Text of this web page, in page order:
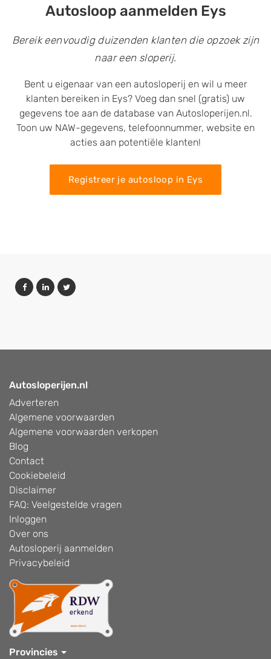
Autosloop aanmelden Eys
Bereik eenvoudig duizenden klanten die opzoek zijn
naar een sloperij.
Bent u eigenaar van een autosloperij en wil u meer
klanten bereiken in Eys? Voeg dan snel (gratis) uw
gegevens toe aan de database van Autosloperijen.nl.
Toon uw NAW-gegevens, telefoonnummer, website en
acties aan potentiële klanten!
Registreer je autosloop in Eys
Autosloperijen.nl
Adverteren
Algemene voorwaarden
Algemene voorwaarden verkopen
Blog
Contact
Cookiebeleid
Disclaimer
FAQ: Veelgestelde vragen
Inloggen
Over ons
Autosloperij aanmelden
Privacybeleid
Provincies